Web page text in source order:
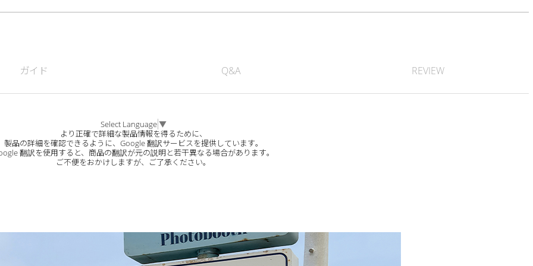
ガイド Q&A REVIEW
Select Language▼
より正確で詳細な製品情報を得るために、
製品の詳細を確認できるように、Google 翻訳サービスを提供しています。
翻訳を使用すると、商品の翻訳が元の説明と若干異なる場合があります。
ご不便をおかけしますが、ご了承ください。